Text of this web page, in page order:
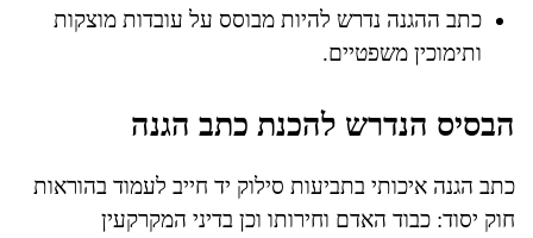
כתב ההגנה נדרש להיות מבוסס על עובדות מוצקות
ותימוכין משפטיים.
הבסיס הנדרש להכנת כתב הגנה
כתב הגנה איכותי בתביעות סילוק יד חייב לעמוד בהוראות
חוק יסוד: כבוד האדם וחירותו וכן בדיני המקרקעין